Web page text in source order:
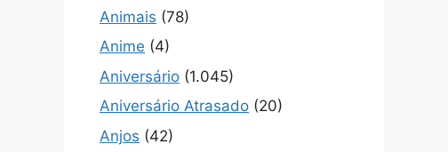
Animais (78)
Anime (4)
Aniversário (1.045)
Aniversário Atrasado (20)
Anjos (42)